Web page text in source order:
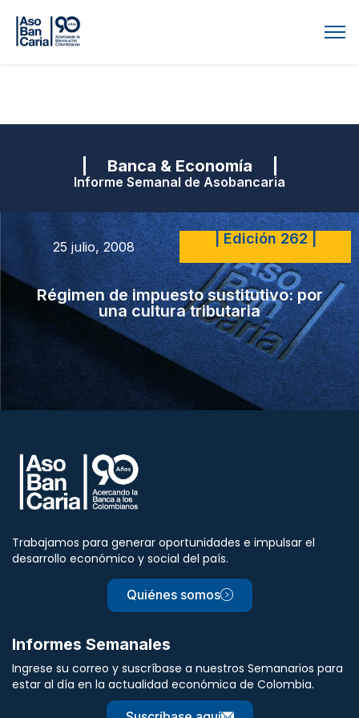
| Banca & Economía |
Informe Semanal de Asobancaria
25 julio, 2008 | Edición 262 |
Régimen de impuesto sustitutivo: por
una cultura tributaria
Trabajamos para generar oportunidades e impulsar el
desarrollo económico y social del país.
Quiénes somos
Informes Semanales
Ingrese su correo y suscríbase a nuestros Semanarios para
estar al día en la actualidad económica de Colombia.